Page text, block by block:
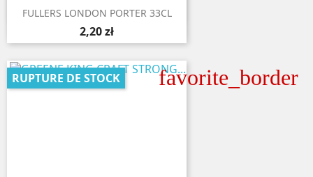
 Aperçu rapide
FULLERS LONDON PORTER 33CL
2,20 zł
favorite_border
RUPTURE DE STOCK